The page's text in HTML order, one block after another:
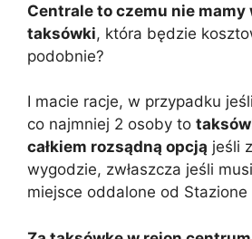
Centrale to czemu nie mamy
taksówki, która będzie
podobnie?
I macie racje, w przypadku
co najmniej 2 osoby to
całkiem rozsądną opcją jeśli
wygodzie, zwłaszcza jeśli
miejsce oddalone od Stazione